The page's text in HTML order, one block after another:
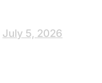
July 5, 2026